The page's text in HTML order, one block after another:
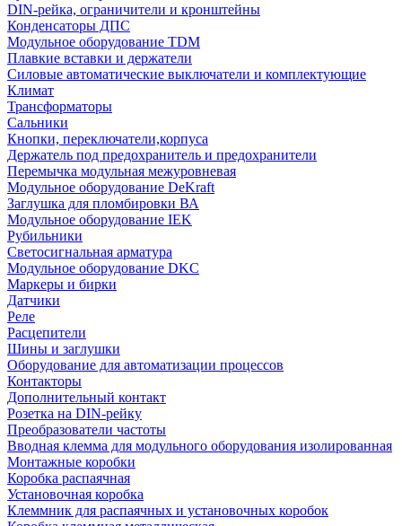
DIN-рейка, ограничители и кронштейны
Конденсаторы ДПС
Модульное оборудование TDM
Плавкие вставки и держатели
Силовые автоматические выключатели и комплектующие
Климат
Трансформаторы
Сальники
Кнопки, переключатели,корпуса
Держатель под предохранитель и предохранители
Перемычка модульная межуровневая
Модульное оборудование DeKraft
Заглушка для пломбировки ВА
Модульное оборудование IEK
Рубильники
Светосигнальная арматура
Модульное оборудование DKC
Маркеры и бирки
Датчики
Реле
Расцепители
Шины и заглушки
Оборудование для автоматизации процессов
Контакторы
Дополнительный контакт
Розетка на DIN-рейку
Преобразователи частоты
Вводная клемма для модульного оборудования изолированная
Монтажные коробки
Коробка распаячная
Установочная коробка
Клеммник для распаячных и установочных коробок